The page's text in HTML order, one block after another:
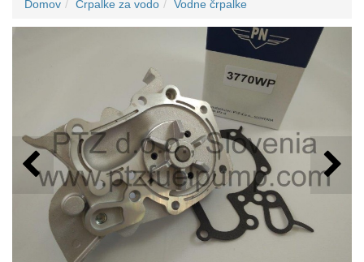
Domov Črpalke za vodo Vodne črpalke